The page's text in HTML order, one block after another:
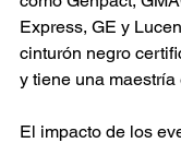
Express, GE y
cinturón negro
y tiene una maestría
El impacto de los